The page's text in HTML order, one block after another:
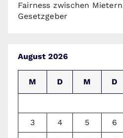
Fairness zwischen
Gesetzgeber
August 2026
M D M D
3 4 5 6